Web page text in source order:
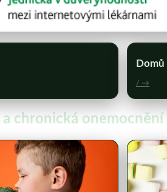
Domů
/ →
chronická onemocnění